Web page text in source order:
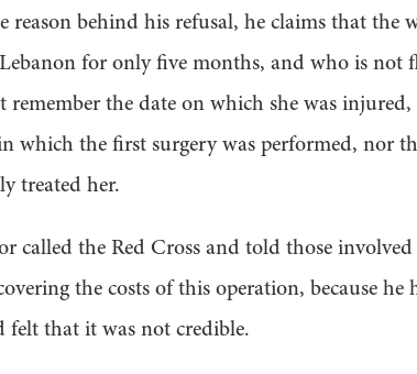
reason behind his refusal, he claims that the
for only five months, and who is not
remember the date on which she was
which the first surgery was performed, nor
treated her.
called the Red Cross and told those
the costs of this operation, because
felt that it was not credible.